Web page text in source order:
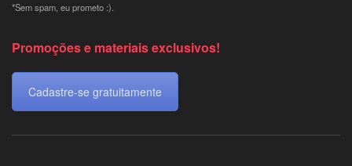
*Sem spam, eu prometo :).
Promoções e materiais exclusivos!
Cadastre-se gratuitamente